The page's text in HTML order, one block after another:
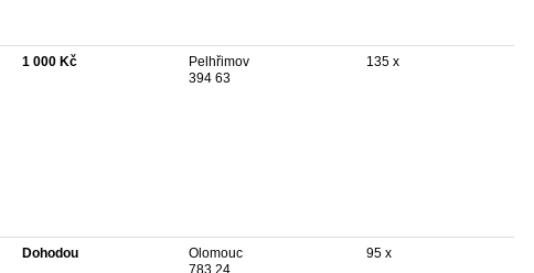
1 000 Kč
Pelhřimov
394 63
135 x
Dohodou
Olomouc
783 24
95 x